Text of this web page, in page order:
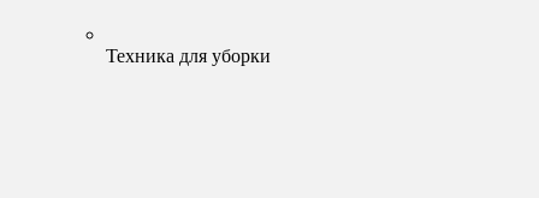
Техника для уборки